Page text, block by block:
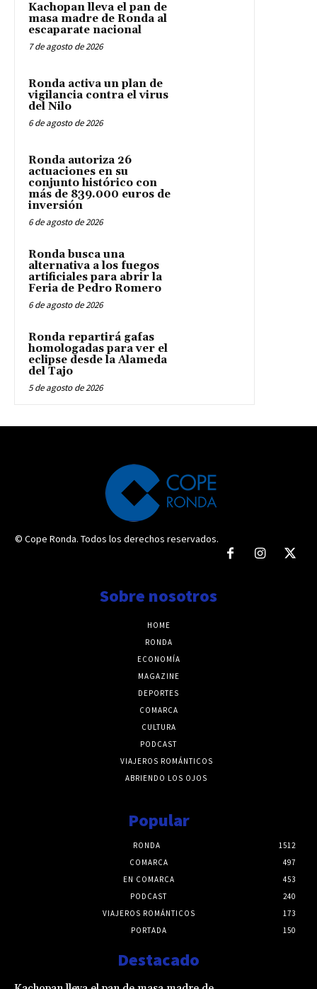
Kachopan lleva el pan de
masa madre de Ronda al
escaparate nacional
7 de agosto de 2026
Ronda activa un plan de
vigilancia contra el virus
del Nilo
6 de agosto de 2026
Ronda autoriza 26
actuaciones en su
conjunto histórico con
más de 839.000 euros de
inversión
6 de agosto de 2026
Ronda busca una
alternativa a los fuegos
artificiales para abrir la
Feria de Pedro Romero
6 de agosto de 2026
Ronda repartirá gafas
homologadas para ver el
eclipse desde la Alameda
del Tajo
5 de agosto de 2026
© Cope Ronda. Todos los derechos reservados.
Sobre nosotros
HOME
RONDA
ECONOMÍA
MAGAZINE
DEPORTES
COMARCA
CULTURA
PODCAST
VIAJEROS ROMÁNTICOS
ABRIENDO LOS OJOS
Popular
RONDA
1512
COMARCA
497
EN COMARCA
453
PODCAST
240
VIAJEROS ROMÁNTICOS
173
PORTADA
150
Destacado